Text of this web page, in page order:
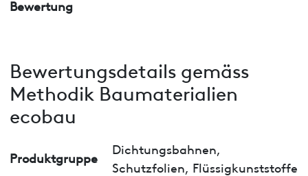
Bewertung
Bewertungsdetails gemäss
Methodik Baumaterialien
ecobau
Produktgruppe
Dichtungsbahnen,
Schutzfolien, Flüssigkunststoffe